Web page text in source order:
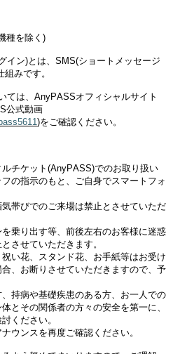
種を除く )
イン)とは、 SMS(ショートメッセージ
みです。
ては、 AnyPASSオフィシャルサイト
公式動画
)をご確認ください。
チケット (AnyPASS)でのお取り扱い
の指示のもと、ご自身でスマートフォ
帯びでのご来場は禁止とさせていただ
乗り出す等、前後左右のお客様に迷惑
させていただきます。
い花、スタンド花、お手紙等はお受け
、お断りさせていただきますので、予
持病や基礎疾患のある方、お一人での
とその関係者の方々の安全を第一に、
ください。
ウンスを再度ご確認ください。